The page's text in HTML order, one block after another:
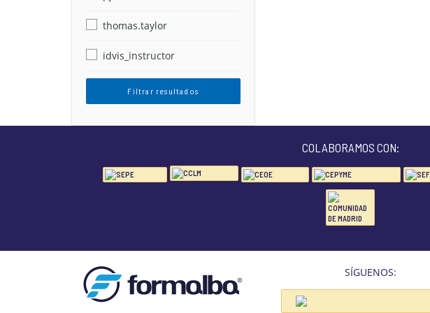
thomas.taylor
idvis_instructor
Filtrar resultados
COLABORAMOS CON:
SÍGUENOS: